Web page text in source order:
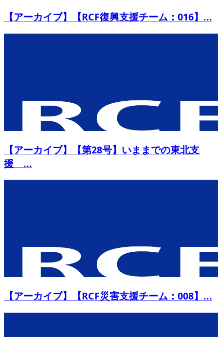
【アーカイブ】【RCF復興支援チーム：016】...
【アーカイブ】【第28号】いままでの東北支
援 ...
【アーカイブ】【RCF災害支援チーム：008】...